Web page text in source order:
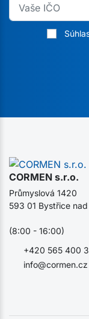
CORMEN s.r.o.
info@cormen.cz
+420 565 400
Průmyslová 1420
593 01 Bystřice
(8:00 - 16:00)